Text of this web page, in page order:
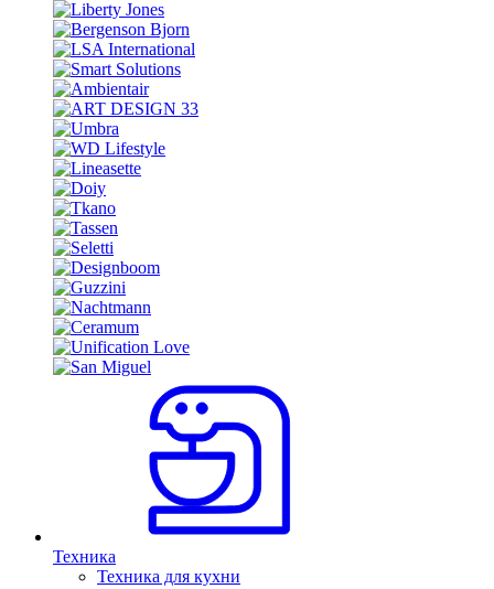
Техника
Техника для кухни